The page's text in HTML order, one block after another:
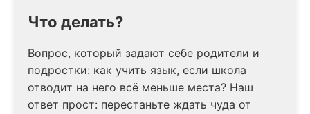
Что делать?
Вопрос, который задают себе родители и
подростки: как учить язык, если школа
отводит на него всё меньше места? Наш
ответ прост: перестаньте ждать чуда от